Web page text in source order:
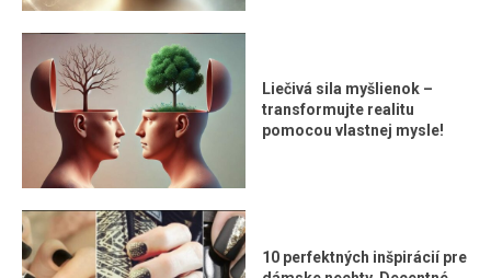
Liečivá sila myšlienok –
transformujte realitu
pomocou vlastnej mysle!
10 perfektných inšpirácií pre